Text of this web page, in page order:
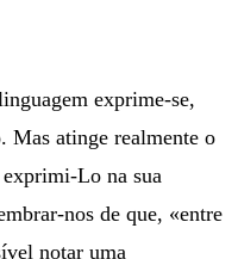
exprime-se,
Mas atinge realmente o
Lo na sua
nos de que, «entre
notar uma